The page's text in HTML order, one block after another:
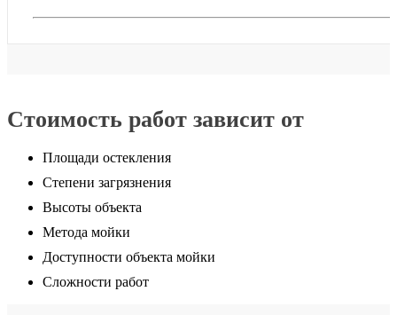
Стоимость работ зависит от
Площади остекления
Степени загрязнения
Высоты объекта
Метода мойки
Доступности объекта мойки
Сложности работ